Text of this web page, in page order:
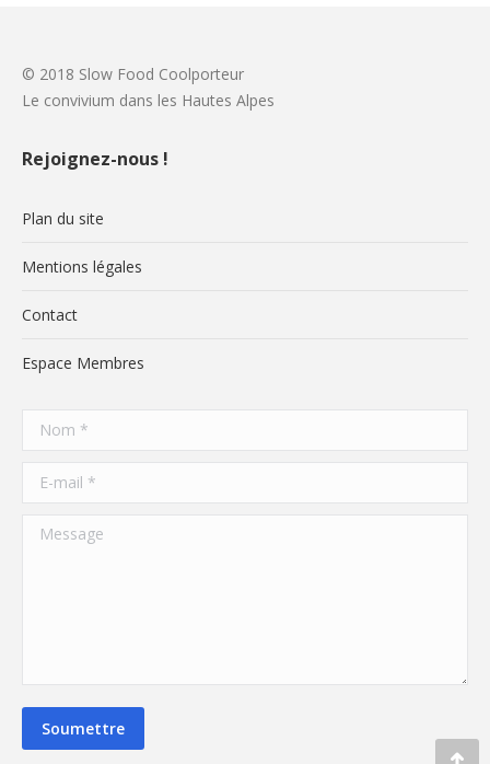
© 2018 Slow Food Coolporteur
Le convivium dans les Hautes Alpes
Rejoignez-nous !
Plan du site
Mentions légales
Contact
Espace Membres
Nom *
E-mail *
Message
Soumettre